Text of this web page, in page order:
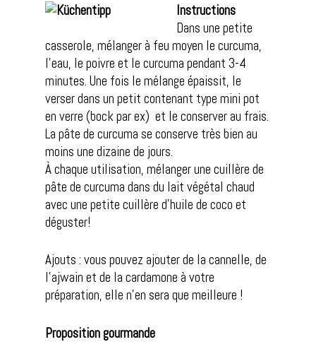
Instructions
Dans une petite
casserole, mélanger à feu moyen le curcuma,
l’eau, le poivre et le curcuma pendant 3-4
minutes. Une fois le mélange épaissit, le
verser dans un petit contenant type mini pot
en verre (bock par ex) et le conserver au frais.
La pâte de curcuma se conserve très bien au
moins une dizaine de jours.
À chaque utilisation, mélanger une cuillère de
pâte de curcuma dans du lait végétal chaud
avec une petite cuillère d’huile de coco et
déguster!
Ajouts : vous pouvez ajouter de la cannelle, de
l’ajwain et de la cardamone à votre
préparation, elle n’en sera que meilleure !
Proposition gourmande